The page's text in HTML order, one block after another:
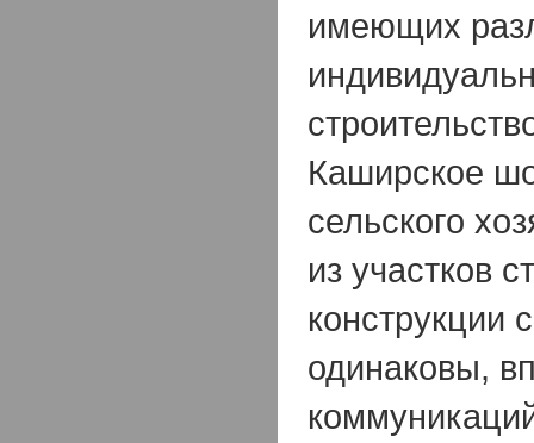
имеющих
Каширское
сельского
из участков
конструкции
одинаковы,